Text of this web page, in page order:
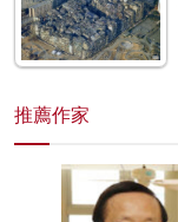
推薦作家